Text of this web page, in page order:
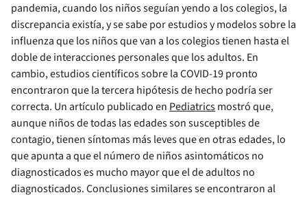
pandemia, cuando los niños seguían yendo a los colegios, la
discrepancia existía, y se sabe por estudios y modelos sobre la
influenza que los niños que van a los colegios tienen hasta el
doble de interacciones personales que los adultos. En
cambio, estudios científicos sobre la COVID-19 pronto
encontraron que la tercera hipótesis de hecho podría ser
correcta. Un artículo publicado en Pediatricsmostró que,
aunque niños de todas las edades son susceptibles de
contagio, tienen síntomas más leves que en otras edades, lo
que apunta a que el número de niños asintomáticos no
diagnosticados es mucho mayor que el de adultos no
diagnosticados. Conclusiones similares se encontraron al